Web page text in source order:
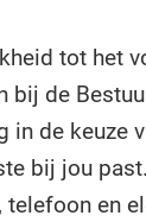
tot het
bij de
in de keuze
bij jou past.
telefoon en